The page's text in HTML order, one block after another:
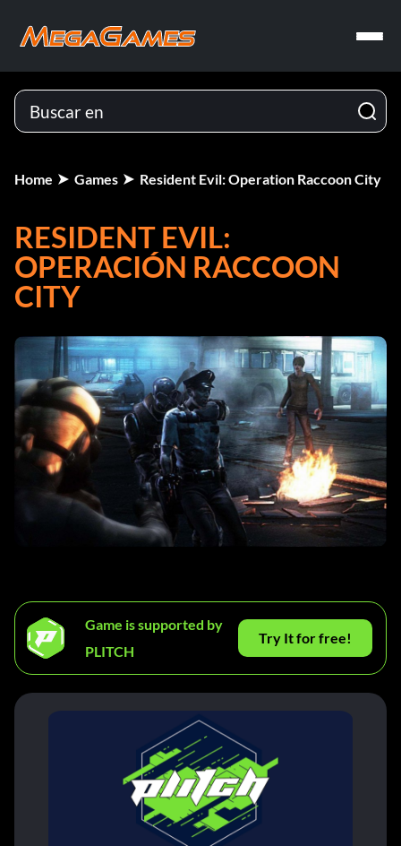
Home Games Resident Evil: Operation Raccoon City
RESIDENT EVIL:
OPERACIÓN RACCOON
CITY
Game is supported by
PLITCH
Try It for free!